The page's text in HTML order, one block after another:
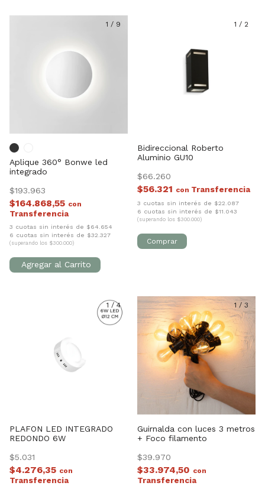
1 / 9
Aplique 360° Bonwe led
integrado
$193.963
$164.868,55 con
3 cuotas sin interés de $64.654
6 cuotas sin interés de $32.327
(superando los $300.000)
1 / 2
Bidireccional Roberto
Aluminio GU10
$66.260
$56.321 con
3 cuotas sin interés de $22.087
6 cuotas sin interés de $11.043
(superando los $300.000)
1 /4
PLAFON LED INTEGRADO
REDONDO 6W
$5.031
$4.276,35 con
1 / 3
Guirnalda con luces 3 metros
+ Foco filamento
$39.970
$33.974,50 con